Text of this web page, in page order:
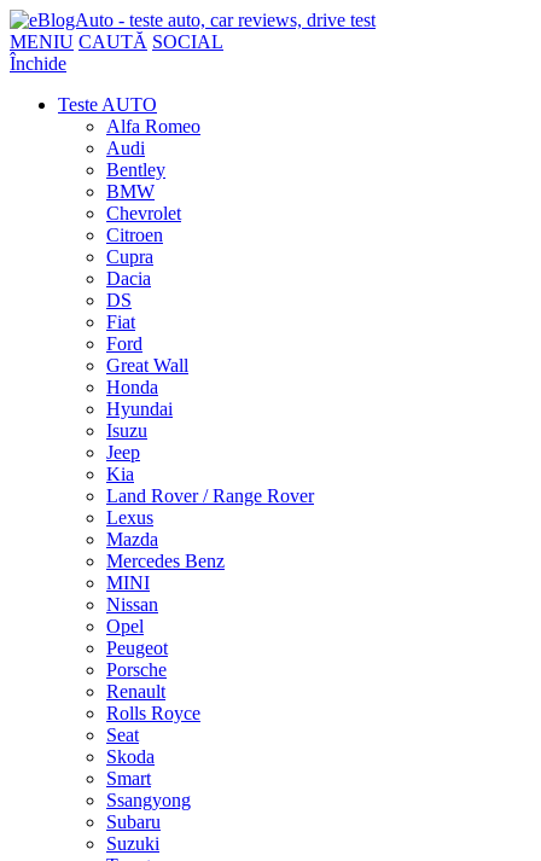
MENIU CAUTĂ SOCIAL
Închide
Teste AUTO
Alfa Romeo
Audi
Bentley
BMW
Chevrolet
Citroen
Cupra
Dacia
DS
Fiat
Ford
Great Wall
Honda
Hyundai
Isuzu
Jeep
Kia
Land Rover / Range Rover
Lexus
Mazda
Mercedes Benz
MINI
Nissan
Opel
Peugeot
Porsche
Renault
Rolls Royce
Seat
Skoda
Smart
Ssangyong
Subaru
Suzuki